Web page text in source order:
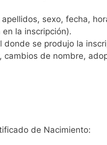
sexo, fecha,
la inscripción).
donde se produjo la
cambios de nombre,
de Nacimiento: